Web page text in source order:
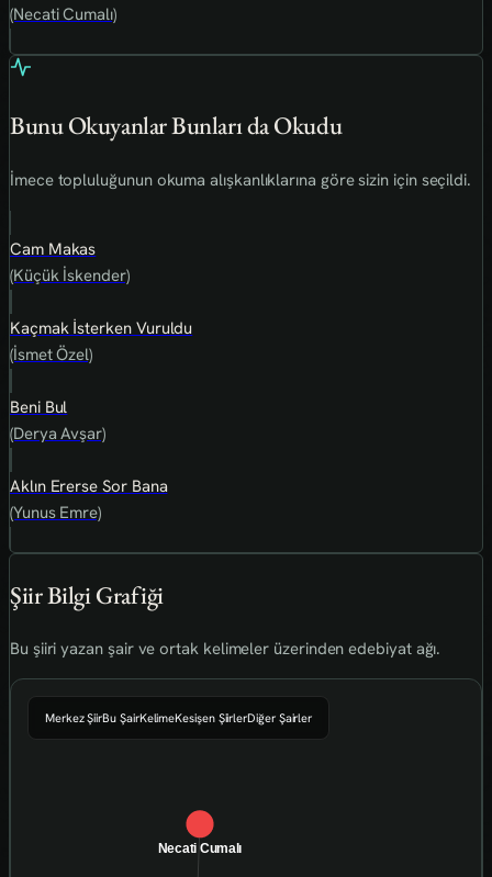
(Necati Cumalı)
Bunu Okuyanlar Bunları da Okudu
İmece topluluğunun okuma alışkanlıklarına göre sizin için seçildi.
Cam Makas
(Küçük İskender)
Kaçmak İsterken Vuruldu
(İsmet Özel)
Beni Bul
(Derya Avşar)
Aklın Ererse Sor Bana
(Yunus Emre)
Şiir Bilgi Grafiği
Bu şiiri yazan şair ve ortak kelimeler üzerinden edebiyat ağı.
Merkez ŞiirBu ŞairKelimeKesişen ŞiirlerDiğer Şairler